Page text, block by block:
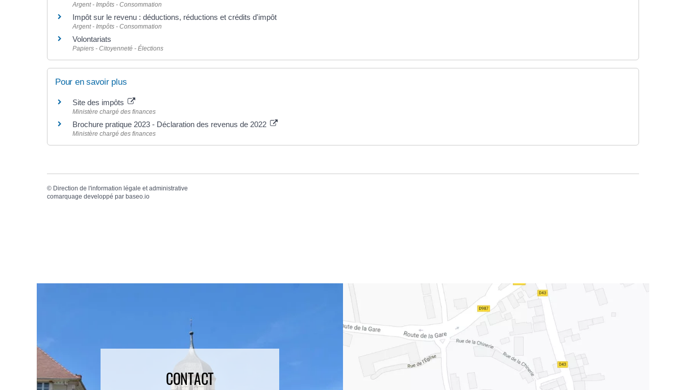
Argent - Impôts - Consommation
Impôt sur le revenu : déductions, réductions et crédits d'impôt
Argent - Impôts - Consommation
Volontariats
Papiers - Citoyenneté - Élections
Pour en savoir plus
Site des impôts
Ministère chargé des finances
Brochure pratique 2023 - Déclaration des revenus de 2022
Ministère chargé des finances
© Direction de l'information légale et administrative
comarquage developpé par baseo.io
CONTACT